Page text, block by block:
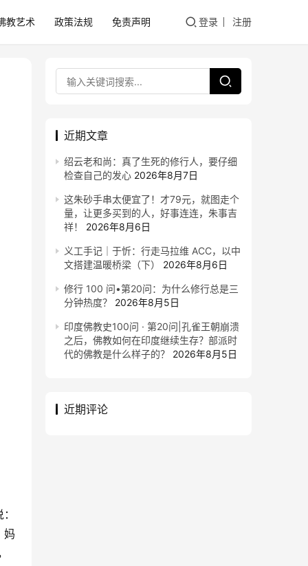
教艺术 政策法规 免责声明 登录 注册
妈
近期文章
绍云老和尚：真了生死的修行人，要仔细
检查自己的发心 2026年8月7日
这朱砂手串太便宜了！才79元，就图走个
量，让更多买到的人，好事连连，朱事吉
祥！
2026年8月6日
义工手记｜于忻：行走马拉维 ACC，以中
文搭建温暖桥梁（下）
2026年8月6日
修行 100 问•第20问：为什么修行总是三
分钟热度？
2026年8月5日
印度佛教史100问 · 第20问|孔雀王朝崩溃
之后，佛教如何在印度继续生存？部派时
代的佛教是什么样子的？
2026年8月5日
近期评论